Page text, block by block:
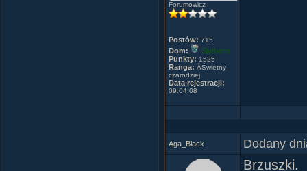
- Zawsze.
Forumowicz
Postów: 715
Dom:
Slytherin
Punkty: 1525
Ranga: ÂŚwietny
czarodziej
Data rejestracji:
09.04.08
Aga_Black Dodany
Brzuszki.